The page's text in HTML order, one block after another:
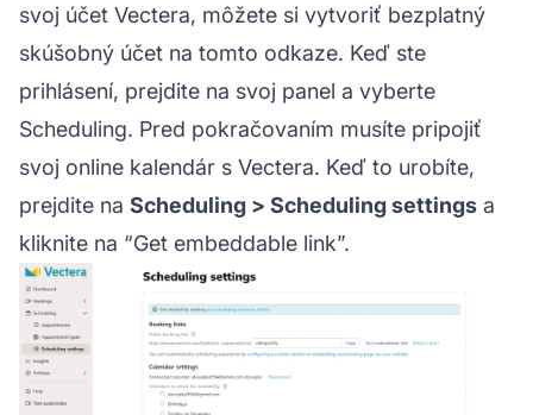
svoj účet Vectera, môžete si vytvoriť bezplatný
skúšobný účet na tomto odkaze. Keď ste
prihlásení, prejdite na svoj panel a vyberte
Scheduling. Pred pokračovaním musíte pripojiť
svoj online kalendár s Vectera. Keď to urobíte,
prejdite na Scheduling > Scheduling settings a
kliknite na “Get embeddable link”.